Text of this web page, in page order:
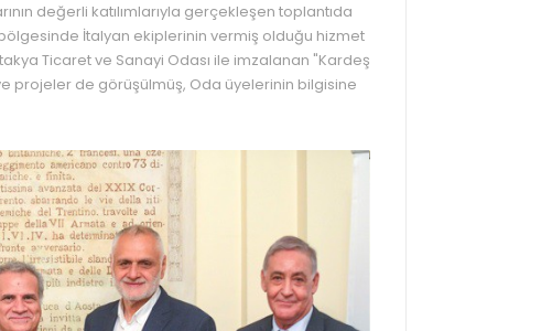
değerli katılımlarıyla gerçekleşen toplantıda
İtalyan ekiplerinin vermiş olduğu hizmet
Ticaret ve Sanayi Odası ile imzalanan "Kardeş
projeler de görüşülmüş, Oda üyelerinin bilgisine